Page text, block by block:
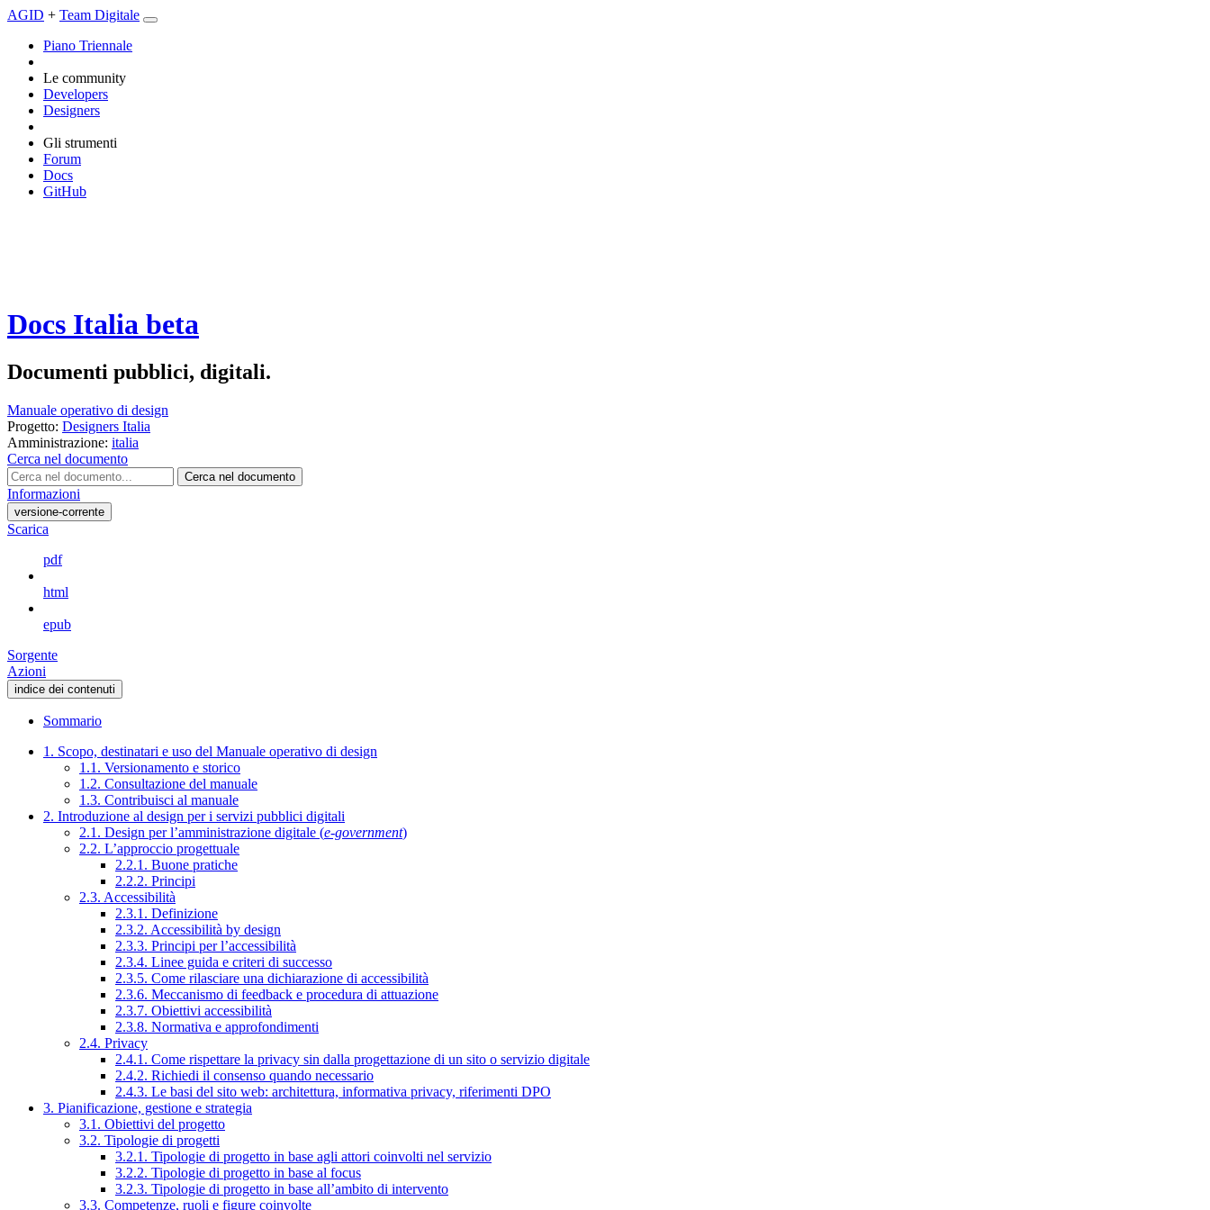
AGID + Team Digitale
Piano Triennale
Le community
Developers
Designers
Gli strumenti
Forum
Docs
GitHub
Docs Italia beta
Documenti pubblici, digitali.
Manuale operativo di design
Progetto: Designers Italia
Amministrazione: italia
Cerca nel documento
Cerca nel documento
Informazioni
versione-corrente
Scarica
pdf
html
epub
Sorgente
Azioni
indice dei contenuti
Sommario
1. Scopo, destinatari e uso del Manuale operativo di design
1.1. Versionamento e storico
1.2. Consultazione del manuale
1.3. Contribuisci al manuale
2. Introduzione al design per i servizi pubblici digitali
2.1. Design per l’amministrazione digitale (e-government)
2.2. L’approccio progettuale
2.2.1. Buone pratiche
2.2.2. Principi
2.3. Accessibilità
2.3.1. Definizione
2.3.2. Accessibilità by design
2.3.3. Principi per l’accessibilità
2.3.4. Linee guida e criteri di successo
2.3.5. Come rilasciare una dichiarazione di accessibilità
2.3.6. Meccanismo di feedback e procedura di attuazione
2.3.7. Obiettivi accessibilità
2.3.8. Normativa e approfondimenti
2.4. Privacy
2.4.1. Come rispettare la privacy sin dalla progettazione di un sito o servizio digitale
2.4.2. Richiedi il consenso quando necessario
2.4.3. Le basi del sito web: architettura, informativa privacy, riferimenti DPO
3. Pianificazione, gestione e strategia
3.1. Obiettivi del progetto
3.2. Tipologie di progetti
3.2.1. Tipologie di progetto in base agli attori coinvolti nel servizio
3.2.2. Tipologie di progetto in base al focus
3.2.3. Tipologie di progetto in base all’ambito di intervento
3.3. Competenze, ruoli e figure coinvolte